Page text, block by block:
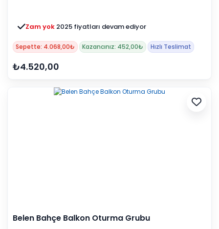
Zam yok 2025 fiyatları devam ediyor
Sepette: 4.068,00₺ Kazancınız: 452,00₺ Hızlı Teslimat
₺4.520,00
Belen Bahçe Balkon Oturma Grubu